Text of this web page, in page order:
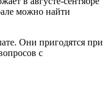
можно найти
Они пригодятся при
с